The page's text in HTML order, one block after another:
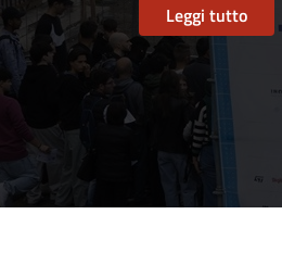
Leggi tutto